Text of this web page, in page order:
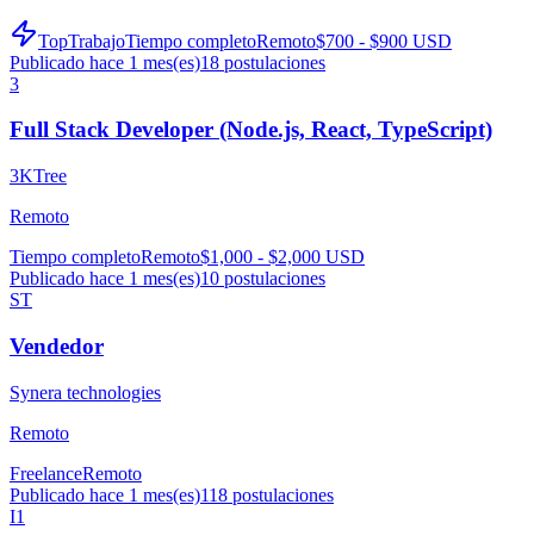
TopTrabajoTiempo completoRemoto$700 - $900 USD
Publicado hace 1 mes(es)18 postulaciones
3
Full Stack Developer (Node.js, React, TypeScript)
3KTree
Remoto
Tiempo completoRemoto$1,000 - $2,000 USD
Publicado hace 1 mes(es)10 postulaciones
ST
Vendedor
Synera technologies
Remoto
FreelanceRemoto
Publicado hace 1 mes(es)118 postulaciones
I1